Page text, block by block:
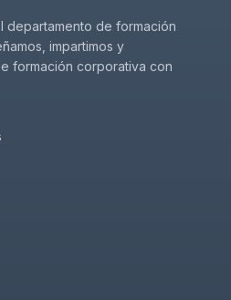
departamento de formación
impartimos y
formación corporativa con